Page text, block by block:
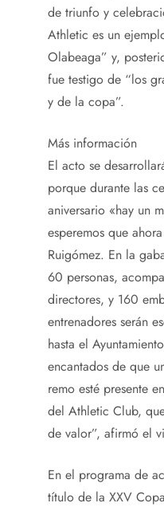
de triunfo y
Athletic es un
Olabeaga” y,
fue testigo de “los
y de la copa”.
Más información
El acto se
porque durante las
aniversario «hay un
esperemos que
Ruigómez. En la
60 personas,
directores, y 160
entrenadores serán
hasta el
encantados de que
remo esté presente
del Athletic Club,
de valor”, afirmó el
En el programa de
título de la XXV